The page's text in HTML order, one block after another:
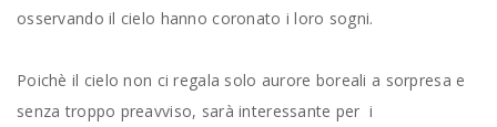
osservando il cielo hanno coronato i loro sogni.
Poichè il cielo non ci regala solo aurore boreali a sorpresa e
senza troppo preavviso, sarà interessante per i